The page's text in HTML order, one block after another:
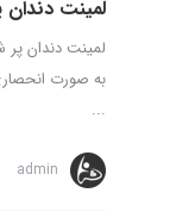
لمینت دندان
لمینت دندان
به صورت
...
admin